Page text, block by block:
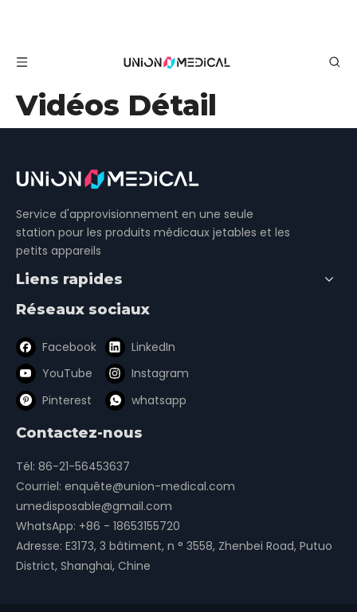
Vidéos Détail
Service d'approvisionnement en une seule
station pour les produits médicaux jetables et les
petits appareils
Liens rapides
Réseaux sociaux
Facebook
LinkedIn
YouTube
Instagram
Pinterest
whatsapp
Contactez-nous
Tél: 86-21-56453637
Courriel: enquête@union-medical.com
umedisposable@gmail.com
WhatsApp: +86 - 18653155720
Adresse: E3173, 3 bâtiment, n ° 3558, Zhenbei Road, Putuo
District, Shanghai, Chine